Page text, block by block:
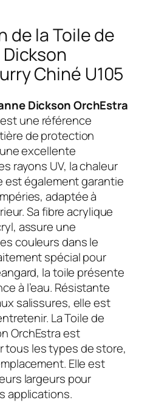
de la Toile de
Chiné U105
Dickson OrchEstra
est une référence
de protection
excellente
rayons UV, la chaleur
est également garantie
adaptée à
Sa fibre acrylique
assure une
couleurs dans le
spécial pour
la toile présente
à l’eau. Résistante
salissures, elle est
La Toile de
OrchEstra est
tous les types de store,
Elle est
largeurs pour
applications.